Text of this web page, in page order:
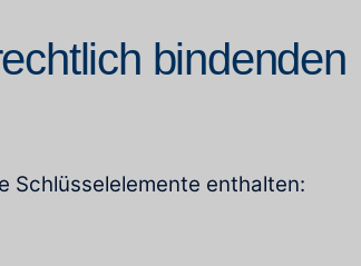
bindenden
Schlüsselelemente enthalten: